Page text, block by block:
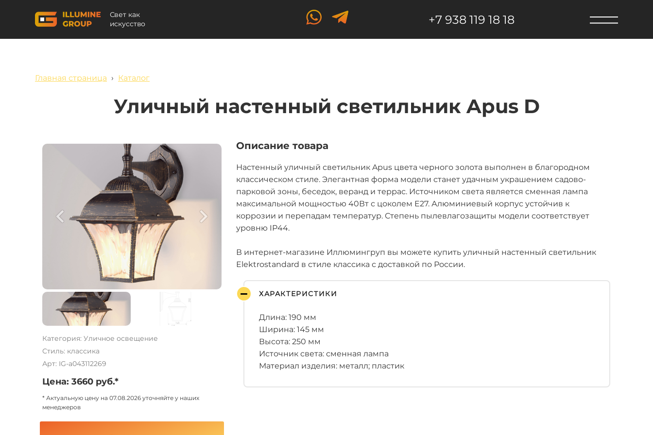
Свет как
искусство
+7 938 119 18 18
Главная страница › Каталог
Уличный настенный светильник Apus D
Категория: Уличное освещение
Стиль: классика
Арт: IG-a043112269
Цена: 3660 руб.*
* Актуальную цену на 07.08.2026 уточняйте у наших
менеджеров
Описание товара
Настенный уличный светильник Apus цвета черного золота выполнен в благородном
классическом стиле. Элегантная форма модели станет удачным украшением садово-
парковой зоны, беседок, веранд и террас. Источником света является сменная лампа
максимальной мощностью 40Вт с цоколем E27. Алюминиевый корпус устойчив к
коррозии и перепадам температур. Степень пылевлагозащиты модели соответствует
уровню IP44.
В интернет-магазине Иллюмингруп вы можете купить уличный настенный светильник
Elektrostandard в стиле классика с доставкой по России.
ХАРАКТЕРИСТИКИ
Длина: 190 мм
Ширина: 145 мм
Высота: 250 мм
Источник света: сменная лампа
Материал изделия: металл; пластик